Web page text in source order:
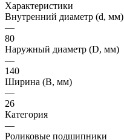
Характеристики
Внутренний диаметр (d, мм)
—
80
Наружный диаметр (D, мм)
—
140
Ширина (B, мм)
—
26
Категория
—
Роликовые подшипники